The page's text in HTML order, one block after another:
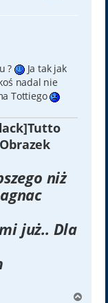
?
Ja tak jak
nadal nie
Tottiego
niż
już.. Dla